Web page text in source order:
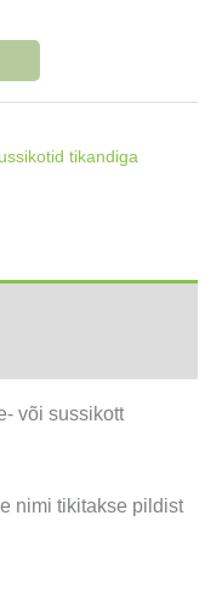
tikandiga
või sussikott
nimi tikitakse pildist